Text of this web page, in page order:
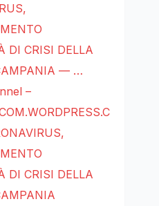
DI CRISI DELLA
— …
–
DI CRISI DELLA